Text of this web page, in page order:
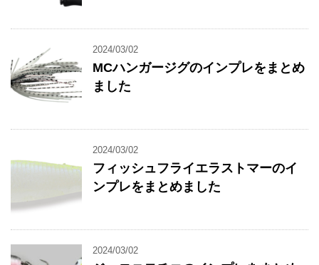
2024/03/02
MCハンガージグのインプレをまとめ
ました
2024/03/02
フィッシュフライエラストマーのイ
ンプレをまとめました
2024/03/02